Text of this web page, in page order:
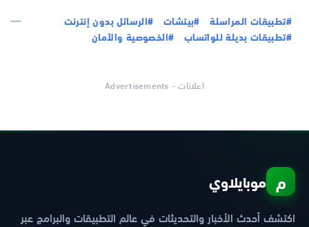
#تطبيقات المراسلة #بيتشات
#الرسائل بدون إنترنت
#تطبيقات بديلة للواتساب
#الخصوصية والأمان
اعلانات - Advertisements
م موبايلاوي
اكتشف أحدث الأخبار والتحديثات في عالم التطبيقات والبرامج عبر